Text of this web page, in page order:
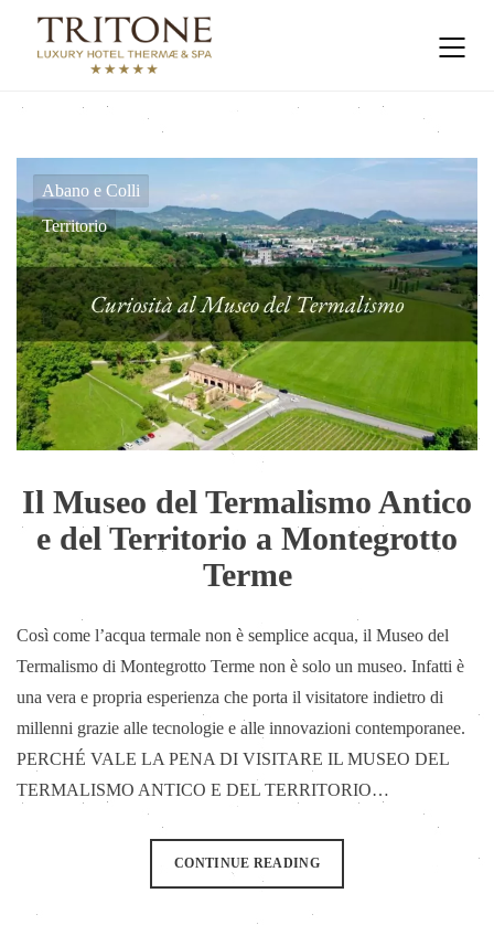
Abano e Colli
Territorio
Il Museo del Termalismo Antico
e del Territorio a Montegrotto
Terme
Così come l’acqua termale non è semplice acqua, il Museo del
Termalismo di Montegrotto Terme non è solo un museo. Infatti è
una vera e propria esperienza che porta il visitatore indietro di
millenni grazie alle tecnologie e alle innovazioni contemporanee.
PERCHÉ VALE LA PENA DI VISITARE IL MUSEO DEL
TERMALISMO ANTICO E DEL TERRITORIO…
CONTINUE READING